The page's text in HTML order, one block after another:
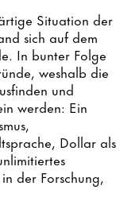
Situation der
sich auf dem
In bunter Folge
weshalb die
und
werden: Ein
Dollar als
der Forschung,